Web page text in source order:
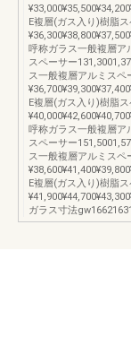
E複層(ガス入り)樹脂
呼称ガラス一般複層ア
スペーサー
ス一般複層アルミスペ
E複層(ガス入り)樹脂
呼称ガラス一般複層ア
スペーサー
ス一般複層アルミスペ
E複層(ガス入り)樹脂
ガラス寸法